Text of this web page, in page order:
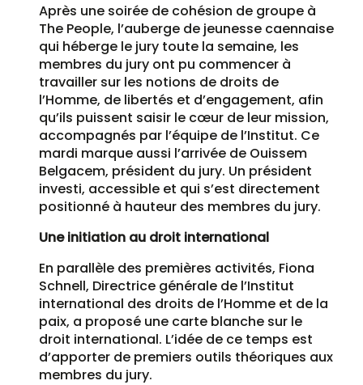
Après une soirée de cohésion de groupe à
The People, l’auberge de jeunesse caennaise
qui héberge le jury toute la semaine, les
membres du jury ont pu commencer à
travailler sur les notions de droits de
l’Homme, de libertés et d’engagement, afin
qu’ils puissent saisir le cœur de leur mission,
accompagnés par l’équipe de l’Institut. Ce
mardi marque aussi l’arrivée de Ouissem
Belgacem, président du jury. Un président
investi, accessible et qui s’est directement
positionné à hauteur des membres du jury.
Une initiation au droit international
En parallèle des premières activités, Fiona
Schnell, Directrice générale de l’Institut
international des droits de l’Homme et de la
paix, a proposé une carte blanche sur le
droit international. L’idée de ce temps est
d’apporter de premiers outils théoriques aux
membres du jury.